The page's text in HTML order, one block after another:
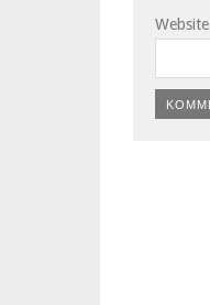
Website